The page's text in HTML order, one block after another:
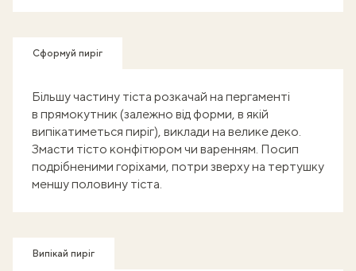
Сформуй пиріг
Більшу частину тіста розкачай на пергаменті
в прямокутник (залежно від форми, в якій
випікатиметься пиріг), виклади на велике деко.
Змасти тісто конфітюром чи варенням. Посип
подрібненими горіхами, потри зверху на тертушку
меншу половину тіста.
Випікай пиріг